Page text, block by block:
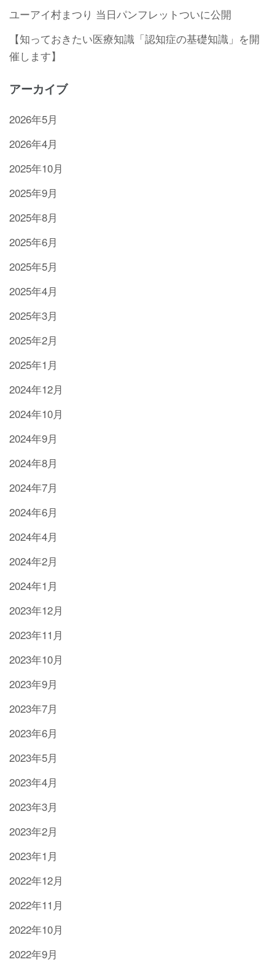
ユーアイ村まつり 当日パンフレットついに公開
【知っておきたい医療知識「認知症の基礎知識」を開
催します】
アーカイブ
2026年5月
2026年4月
2025年10月
2025年9月
2025年8月
2025年6月
2025年5月
2025年4月
2025年3月
2025年2月
2025年1月
2024年12月
2024年10月
2024年9月
2024年8月
2024年7月
2024年6月
2024年4月
2024年2月
2024年1月
2023年12月
2023年11月
2023年10月
2023年9月
2023年7月
2023年6月
2023年5月
2023年4月
2023年3月
2023年2月
2023年1月
2022年12月
2022年11月
2022年10月
2022年9月